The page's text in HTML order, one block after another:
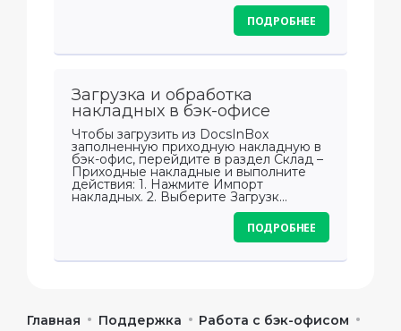
ПОДРОБНЕЕ
Загрузка и обработка
накладных в бэк-офисе
Чтобы загрузить из DocsInBox
заполненную приходную накладную в
бэк-офис, перейдите в раздел Склад –
Приходные накладные и выполните
действия: 1. Нажмите Импорт
накладных. 2. Выберите Загрузк...
ПОДРОБНЕЕ
Главная • Поддержка • Работа с бэк-офисом •